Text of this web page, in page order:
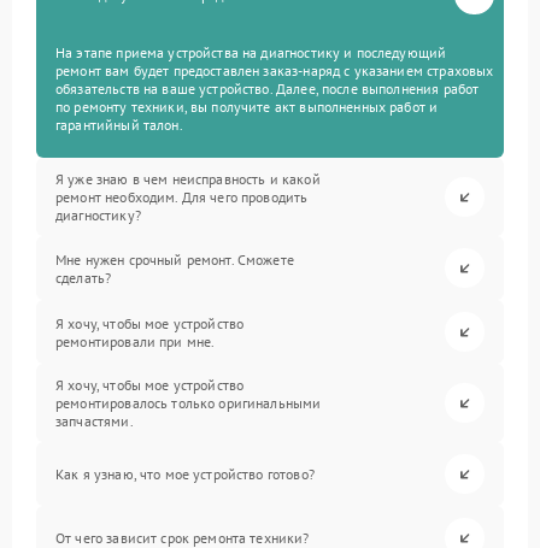
На этапе приема устройства на диагностику и последующий
ремонт вам будет предоставлен заказ-наряд с указанием страховых
обязательств на ваше устройство. Далее, после выполнения работ
по ремонту техники, вы получите акт выполненных работ и
гарантийный талон.
Я уже знаю в чем неисправность и какой
ремонт необходим. Для чего проводить
диагностику?
Мне нужен срочный ремонт. Сможете
сделать?
Я хочу, чтобы мое устройство
ремонтировали при мне.
Я хочу, чтобы мое устройство
ремонтировалось только оригинальными
запчастями.
Как я узнаю, что мое устройство готово?
От чего зависит срок ремонта техники?